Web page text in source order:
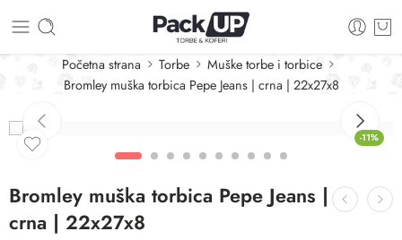
Početna strana Torbe
Muške torbe i torbice
Bromley muška torbica Pepe Jeans | crna | 22x27x8
-11%
Bromley muška torbica Pepe Jeans |
crna | 22x27x8